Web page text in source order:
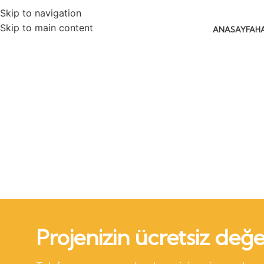
Skip to navigation
Skip to main content
ANASAYFA
Projenizin ücretsiz